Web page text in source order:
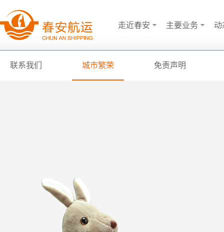
走近春安 主要业务
联系我们 城市繁荣 免责声明